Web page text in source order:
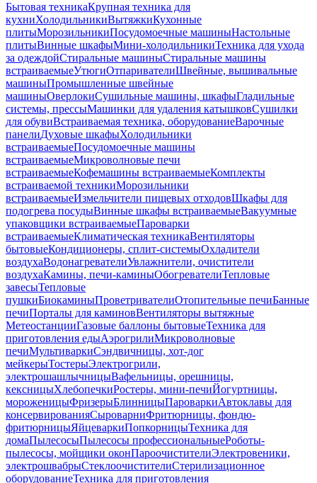
Бытовая техникаКрупная техника для
кухниХолодильникиВытяжкиКухонные
плитыМорозильникиПосудомоечные машиныНастольные
плитыВинные шкафыМини-холодильникиТехника для ухода
за одеждойСтиральные машиныСтиральные машины
встраиваемыеУтюгиОтпаривателиШвейные, вышивальные
машиныПромышленные швейные
машиныОверлокиСушильные машины, шкафыГладильные
системы, прессыМашинки для удаления катышковСушилки
для обувиВстраиваемая техника, оборудованиеВарочные
панелиДуховые шкафыХолодильники
встраиваемыеПосудомоечные машины
встраиваемыеМикроволновые печи
встраиваемыеКофемашины встраиваемыеКомплекты
встраиваемой техникиМорозильники
встраиваемыеИзмельчители пищевых отходовШкафы для
подогрева посудыВинные шкафы встраиваемыеВакуумные
упаковщики встраиваемыеПароварки
встраиваемыеКлиматическая техникаВентиляторы
бытовыеКондиционеры, сплит-системыОхладители
воздухаВодонагревателиУвлажнители, очистители
воздухаКамины, печи-каминыОбогревателиТепловые
завесыТепловые
пушкиБиокаминыПроветривателиОтопительные печиБанные
печиПорталы для каминовВентиляторы вытяжные
МетеостанцииГазовые баллоны бытовыеТехника для
приготовления едыАэрогрилиМикроволновые
печиМультиваркиСэндвичницы, хот-дог
мейкерыТостерыЭлектрогрили,
электрошашлычницыВафельницы, орешницы,
кексницыХлебопечкиРостеры, мини-печиЙогуртницы,
мороженицыФризерыБлинницыПароваркиАвтоклавы для
консервированияСыроварниФритюрницы, фондю-
фритюрницыЯйцеваркиПопкорницыТехника для
домаПылесосыПылесосы профессиональныеРоботы-
пылесосы, мойщики оконПароочистителиЭлектровеники,
электрошвабрыСтеклоочистителиСтерилизационное
оборудованиеТехника для приготовления